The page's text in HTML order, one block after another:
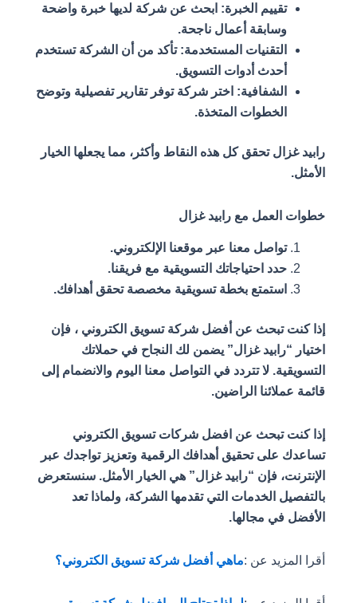
تقييم الخبرة: ابحث عن شركة لديها خبرة واضحة
وسابقة أعمال ناجحة.
التقنيات المستخدمة: تأكد من أن الشركة تستخدم
أحدث أدوات التسويق.
الشفافية: اختر شركة توفر تقارير تفصيلية وتوضح
الخطوات المتخذة.
رابيد غزال تحقق كل هذه النقاط وأكثر، مما يجعلها الخيار
الأمثل.
خطوات العمل مع رابيد غزال
تواصل معنا عبر موقعنا الإلكتروني.
حدد احتياجاتك التسويقية مع فريقنا.
استمتع بخطة تسويقية مخصصة تحقق أهدافك.
إذا كنت تبحث عن أفضل شركة تسويق الكتروني ، فإن
اختيار “رابيد غزال” يضمن لك النجاح في حملاتك
التسويقية. لا تتردد في التواصل معنا اليوم والانضمام إلى
قائمة عملائنا الراضين.
إذا كنت تبحث عن افضل شركات تسويق الكتروني
تساعدك على تحقيق أهدافك الرقمية وتعزيز تواجدك عبر
الإنترنت، فإن “رابيد غزال” هي الخيار الأمثل. سنستعرض
بالتفصيل الخدمات التي تقدمها الشركة، ولماذا تعد
الأفضل في مجالها.
أقرا المزيد عن :ماهي أفضل شركة تسويق الكتروني؟